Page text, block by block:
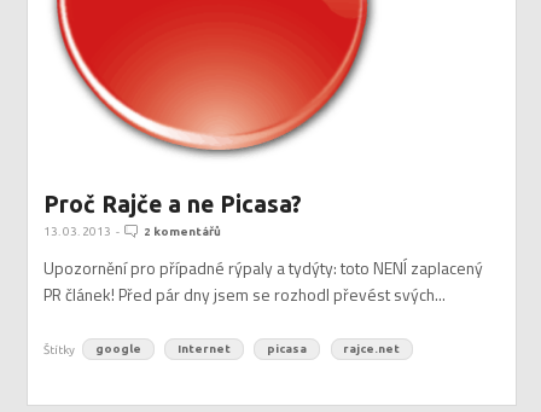
Proč Rajče a ne Picasa?
13. 03. 2013 - 2 komentářů
Upozornění pro případné rýpaly a tydýty: toto NENÍ zaplacený
PR článek! Před pár dny jsem se rozhodl převést svých...
Štítky google Internet picasa rajce.net